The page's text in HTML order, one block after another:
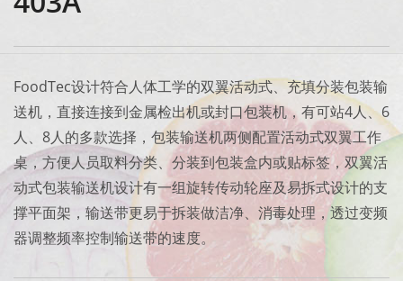
FoodTec设计符合人体工学的双翼活动式、充填分装包装输
送机，直接连接到金属检出机或封口包装机，有可站4人、6
人、8人的多款选择，包装输送机两侧配置活动式双翼工作
桌，方便人员取料分类、分装到包装盒内或贴标签，双翼活
动式包装输送机设计有一组旋转传动轮座及易拆式设计的支
撑平面架，输送带更易于拆装做洁净、消毒处理，透过变频
器调整频率控制输送带的速度。